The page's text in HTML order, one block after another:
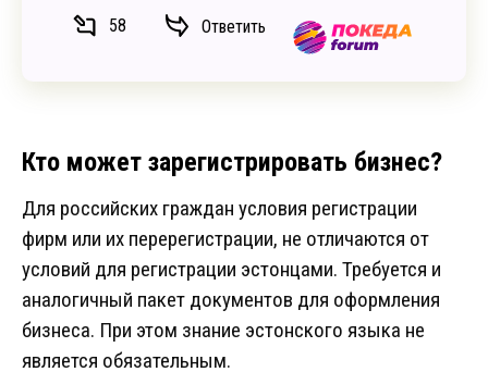
58 Ответить
Кто может зарегистрировать бизнес?
Для российских граждан условия регистрации
фирм или их перерегистрации, не отличаются от
условий для регистрации эстонцами. Требуется и
аналогичный пакет документов для оформления
бизнеса. При этом знание эстонского языка не
является обязательным.